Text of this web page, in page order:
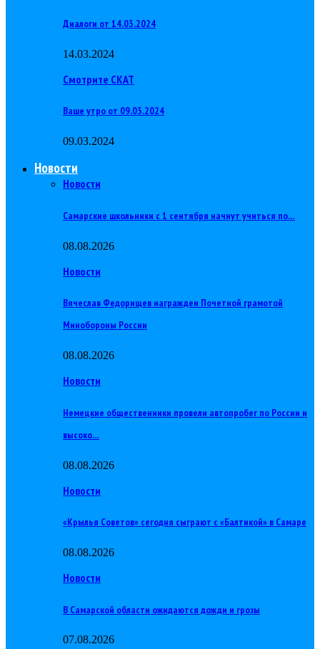
Диалоги от 14.03.2024
14.03.2024
Смотрите СКАТ
Ваше утро от 09.03.2024
09.03.2024
Новости
Новости
Самарские школьники с 1 сентября начнут учиться по…
08.08.2026
Новости
Вячеслав Федорищев награжден Почетной грамотой
Минобороны России
08.08.2026
Новости
Немецкие общественники провели автопробег по России и
высоко…
08.08.2026
Новости
«Крылья Советов» сегодня сыграют с «Балтикой» в Самаре
08.08.2026
Новости
В Самарской области ожидаются дожди и грозы
07.08.2026